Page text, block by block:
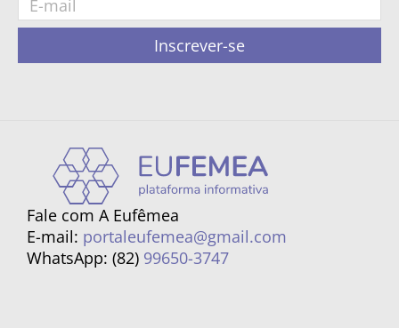
Inscrever-se
Fale com A Eufêmea
E-mail: portaleufemea@gmail.com
WhatsApp: (82) 99650-3747